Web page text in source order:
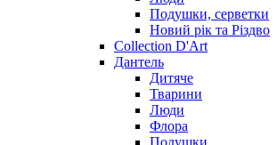
Подушки, серветки
Новий рік та Різдво
Collection D'Art
Дантель
Дитяче
Тварини
Люди
Флора
Подушки